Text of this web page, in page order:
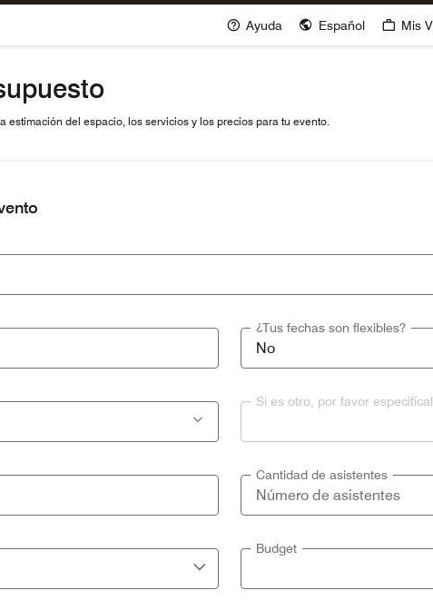
Ayuda Español Mis
del espacio, los servicios y los precios para tu evento.
¿Tus fechas son flexibles?
Si es otro, por favor
Cantidad de asistentes
Budget